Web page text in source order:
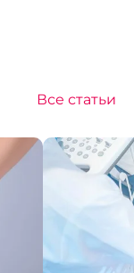
Все статьи